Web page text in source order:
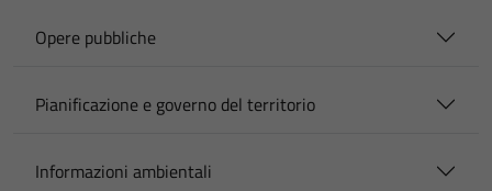
Opere pubbliche
Pianificazione e governo del territorio
Informazioni ambientali